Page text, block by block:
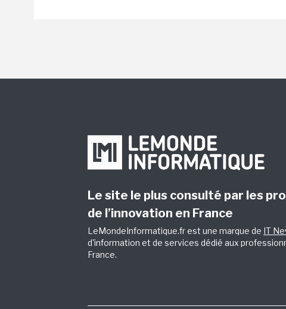
Le site le plus consulté par les
de l’innovation en France
LeMondeInformatique.fr est une marque de IT
d'information et de services dédié aux
France.